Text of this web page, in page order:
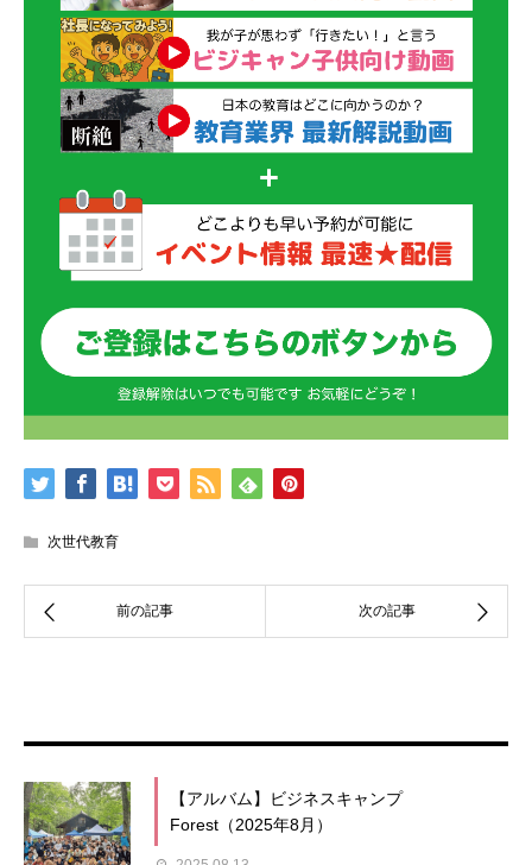
次世代教育
【アルバム】ビジネスキャンプ
Forest（2025年8月）